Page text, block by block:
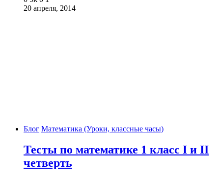
20 апреля, 2014
Блог Математика (Уроки, классные часы)
Тесты по математике 1 класс I и II
четверть